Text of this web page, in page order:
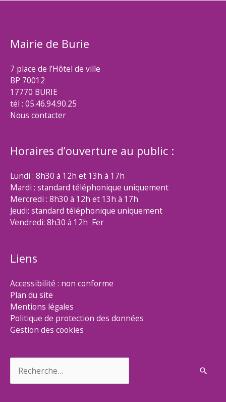
Mairie de Burie
7 place de l’Hôtel de ville
BP 70012
17770 BURIE
tél : 05.46.94.90.25
Nous contacter
Horaires d’ouverture au public :
Lundi : 8h30 à 12h et 13h à 17h
Mardi : standard téléphonique uniquement
Mercredi : 8h30 à 12h et 13h à 17h
Jeudi: standard téléphonique uniquement
Vendredi: 8h30 à 12h Fer
Liens
Accessibilité : non conforme
Plan du site
Mentions légales
Politique de protection des données
Gestion des cookies